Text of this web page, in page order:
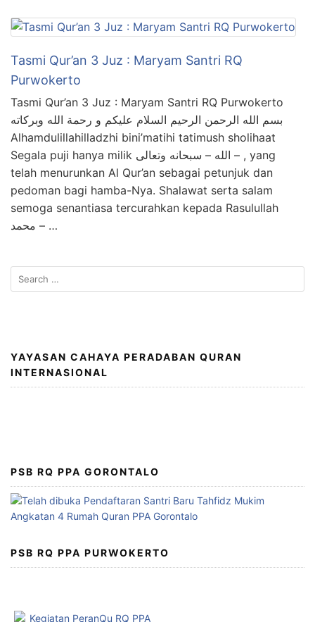
Tasmi Qur’an 3 Juz : Maryam Santri RQ
Purwokerto
Tasmi Qur’an 3 Juz : Maryam Santri RQ Purwokerto
بسم الله الرحمن الرحيم السلام عليكم و رحمة الله وبركاته
Alhamdulillahilladzhi bini’matihi tatimush sholihaat
Segala puji hanya milik الله – سبحانه وتعالى – , yang
telah menurunkan Al Qur’an sebagai petunjuk dan
pedoman bagi hamba-Nya. Shalawat serta salam
semoga senantiasa tercurahkan kepada Rasulullah
محمد – …
Search
for:
YAYASAN CAHAYA PERADABAN QURAN
INTERNASIONAL
PSB RQ PPA GORONTALO
PSB RQ PPA PURWOKERTO